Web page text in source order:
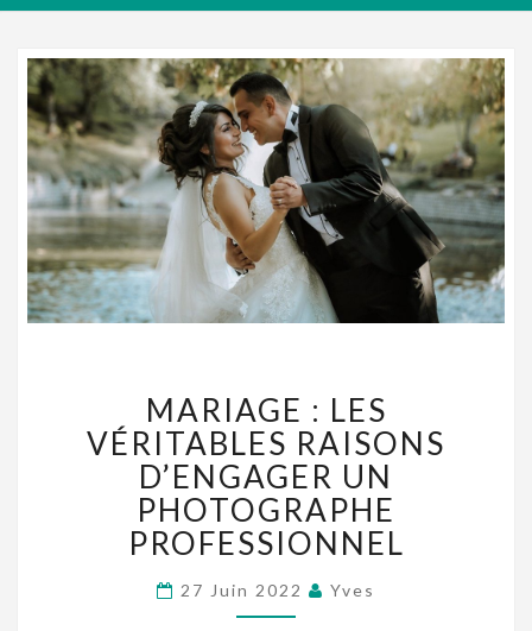
:
LES
VÉRITABLES
RAISONS
D’ENGAGER
UN
PROFESSIONNEL
MARIAGE : LES
VÉRITABLES RAISONS
D’ENGAGER UN
PHOTOGRAPHE
PROFESSIONNEL
27 Juin 2022 Yves